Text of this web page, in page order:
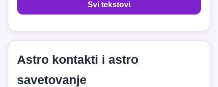
Svi tekstovi
Astro kontakti i astro
savetovanje